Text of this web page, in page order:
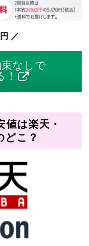
／
なしで
は楽天・
どこ？